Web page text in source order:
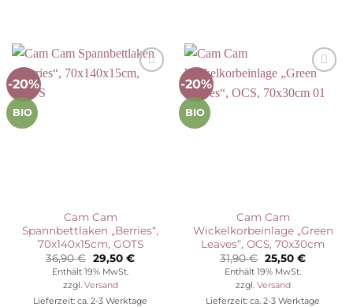
-20%
BIO
Cam Cam
Spannbettlaken „Berries“,
70x140x15cm, GOTS
36,90€ Ursprünglicher
Preis
war:
36,90 €
29,50 €Aktueller
Enthält 19% MwSt.
zzgl. Versand
Lieferzeit: ca. 2-3 Werktage
-20%
BIO
Wunschliste
Cam Cam
Wickelkorbeinlage „Green
Leaves“, OCS, 70x30cm
31,90€ Ursprünglicher
Preis
war:
31,90 €
25,50 €Aktueller
Enthält 19% MwSt.
zzgl. Versand
Lieferzeit: ca. 2-3 Werktage